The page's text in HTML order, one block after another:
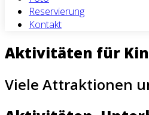
Reservierung
Kontakt
Aktivitäten für
Viele Attraktionen